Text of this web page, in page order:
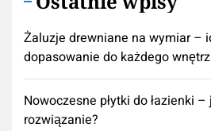
Żaluzje drewniane na wymiar –
dopasowanie do każdego
Nowoczesne płytki do łazienki
rozwiązanie?